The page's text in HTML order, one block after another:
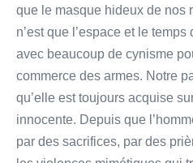
que le masque hideux de
n’est que l’espace et le
avec beaucoup de cynisme
commerce des armes. Notre
qu’elle est toujours acquise
innocente. Depuis que
par des sacrifices, par des